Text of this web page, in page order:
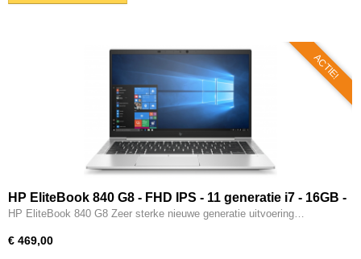
ACTIE!
HP EliteBook 840 G8 - FHD IPS - 11 generatie i7 - 16GB -
512GB SSD - 2x Type-C - Intel IRIS Xe - W11 Pro
HP EliteBook 840 G8 Zeer sterke nieuwe generatie uitvoering…
€ 469,00